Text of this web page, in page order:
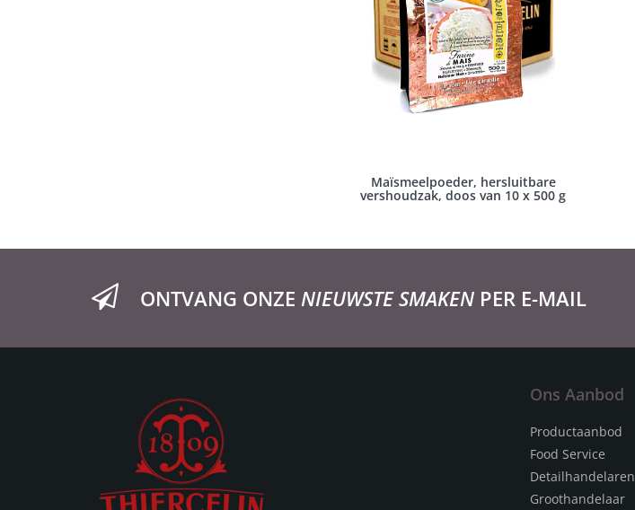
Maïsmeelpoeder, hersluitbare
vershoudzak, doos van 10 x 500 g
ONTVANG ONZE NIEUWSTE SMAKEN PER E-MAIL
Ons Aanbod
Productaanbod
Food Service
Detailhandelaren
Groothandelaar